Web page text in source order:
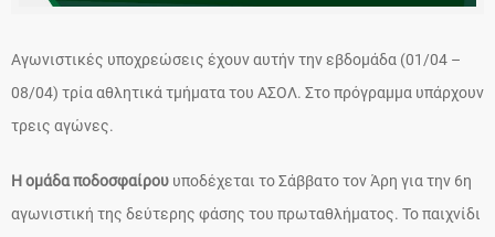
Αγωνιστικές υποχρεώσεις έχουν αυτήν την εβδομάδα (01/04 –
08/04) τρία αθλητικά τμήματα του ΑΣΟΛ. Στο πρόγραμμα υπάρχουν
τρεις αγώνες.
Η ομάδα ποδοσφαίρου υποδέχεται το Σάββατο τον Άρη για την 6η
αγωνιστική της δεύτερης φάσης του πρωταθλήματος. Το παιχνίδι